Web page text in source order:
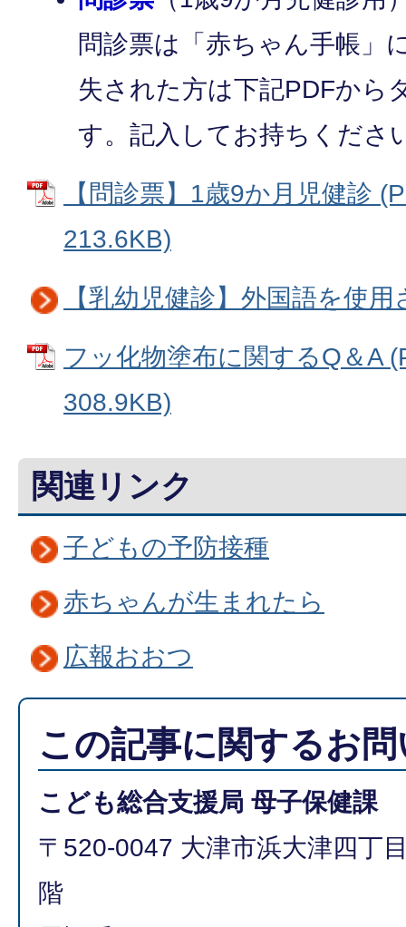
問診票は「赤ちゃん手帳」
失された方は下記PDFから
す。記入してお持ちくださ
【問診票】1歳9か月児健診
213.6KB)
【乳幼児健診】外国語を使
フッ化物塗布に関するQ＆A
308.9KB)
関連リンク
子どもの予防接種
赤ちゃんが生まれたら
広報おおつ
この記事に関するお
こども総合支援局 母子保健課
〒520-0047 大津市浜大津四丁
階